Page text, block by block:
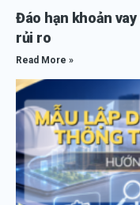
Đáo hạn khoản
rủi ro
Read More »